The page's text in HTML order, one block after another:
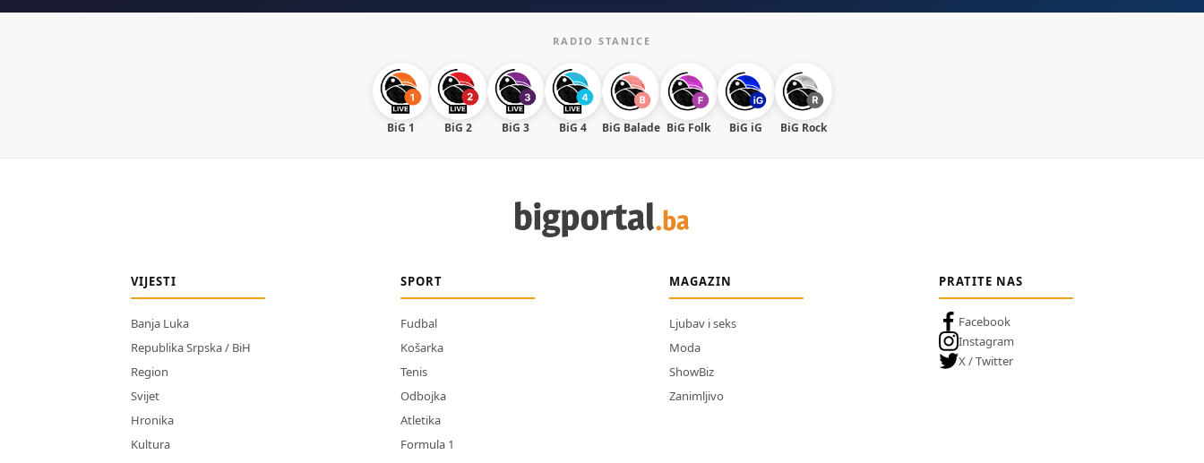
RADIO STANICE
BiG 1 BiG 2 BiG 3 BiG 4 BiG Balade BiG Folk BiG iG BiG Rock
VIJESTI
Banja Luka
Republika Srpska / BiH
Region
Svijet
Hronika
Kultura
SPORT
Fudbal
Košarka
Tenis
Odbojka
Atletika
Formula 1
MAGAZIN
Ljubav i seks
Moda
ShowBiz
Zanimljivo
PRATITE NAS
Facebook
Instagram
X / Twitter